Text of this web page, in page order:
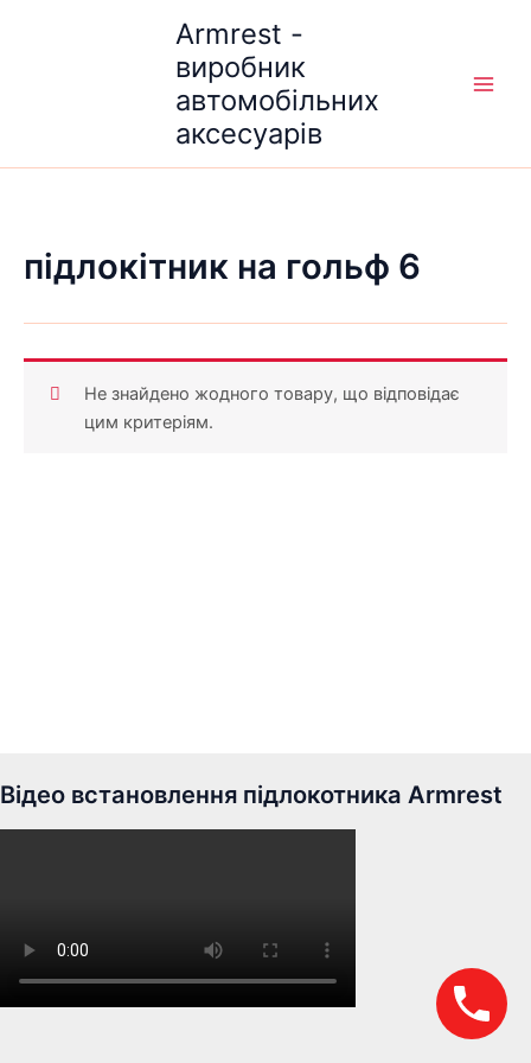
Armrest -
виробник
автомобільних
аксесуарів
підлокітник на гольф 6
Не знайдено жодного товару, що відповідає
цим критеріям.
Відео встановлення підлокотника Armrest